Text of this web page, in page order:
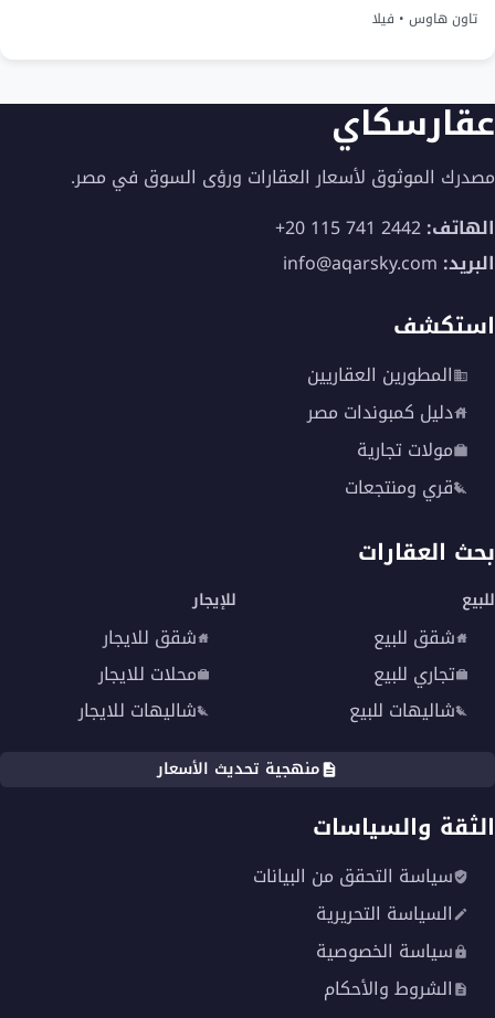
تاون هاوس • فيلا
عقارسكاي
مصدرك الموثوق لأسعار العقارات ورؤى السوق في مصر.
الهاتف:+20 115 741 2442
البريد: info@aqarsky.com
استكشف
المطورين العقاريين
دليل كمبوندات مصر
مولات تجارية
قري ومنتجعات
بحث العقارات
للبيع
شقق للبيع
تجاري للبيع
شاليهات للبيع
للإيجار
شقق للايجار
محلات للايجار
شاليهات للايجار
منهجية تحديث الأسعار
الثقة والسياسات
سياسة التحقق من البيانات
السياسة التحريرية
سياسة الخصوصية
الشروط والأحكام